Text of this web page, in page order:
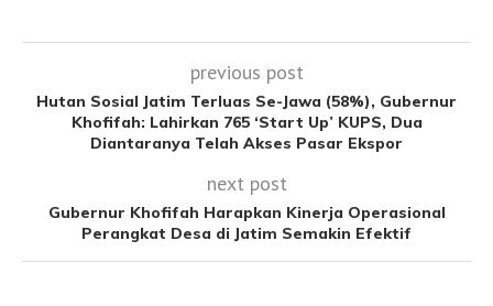
previous post
Hutan Sosial Jatim Terluas Se-Jawa (58%), Gubernur
Khofifah: Lahirkan 765 ‘Start Up’ KUPS, Dua
Diantaranya Telah Akses Pasar Ekspor
next post
Gubernur Khofifah Harapkan Kinerja Operasional
Perangkat Desa di Jatim Semakin Efektif